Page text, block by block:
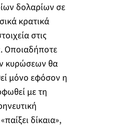
δολαρίων σε
κρατικά
στις
Οποιαδήποτε
κυρώσεων θα
μόνο εφόσον η
με τη
δίκαια»,